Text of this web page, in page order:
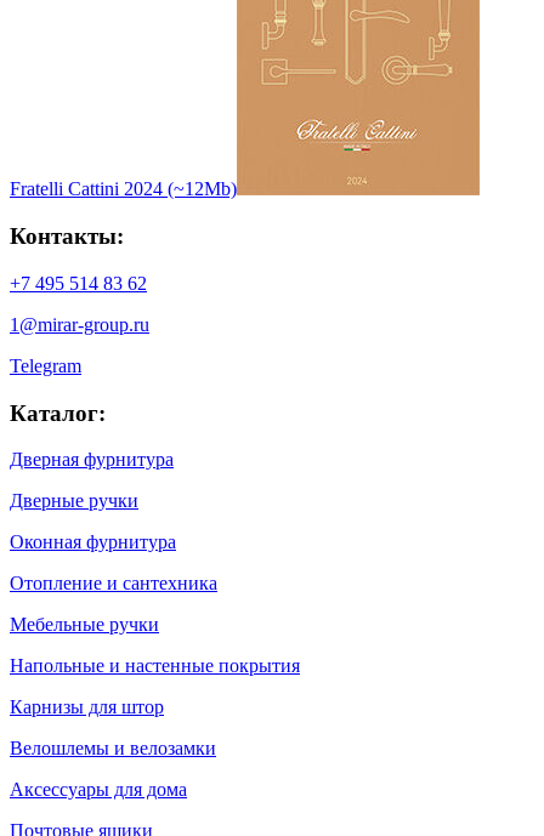
Fratelli Cattini 2024 (~12Mb)
Контакты:
+7 495 514 83 62
1@mirar-group.ru
Telegram
Каталог:
Дверная фурнитура
Дверные ручки
Оконная фурнитура
Отопление и сантехника
Мебельные ручки
Напольные и настенные покрытия
Карнизы для штор
Велошлемы и велозамки
Аксессуары для дома
Почтовые ящики